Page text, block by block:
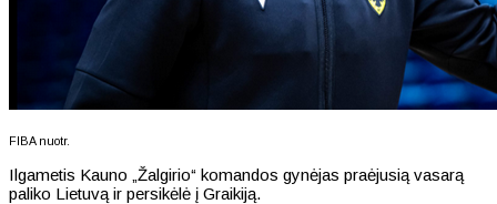
FIBA nuotr.
Ilgametis Kauno „Žalgirio“ komandos gynėjas praėjusią vasarą
paliko Lietuvą ir persikėlė į Graikiją.